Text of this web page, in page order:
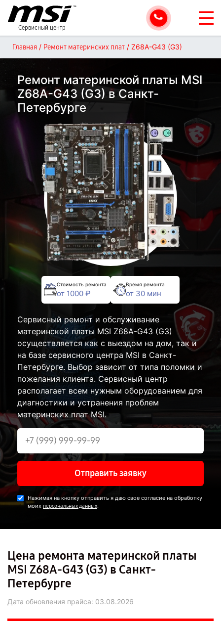
Сервисный центр
Главная / Ремонт материнских плат / Z68A-G43 (G3)
Ремонт материнской платы MSI
Z68A-G43 (G3) в Санкт-
Петербурге
Стоимость ремонта
от 1000 ₽
Время ремонта
от 30 мин
Сервисный ремонт и обслуживание
материнской платы MSI Z68A-G43 (G3)
осуществляется как с выездом на дом, так и
на базе сервисного центра MSI в Санкт-
Петербурге. Выбор зависит от типа поломки и
пожелания клиента. Сервисный центр
располагает всем нужным оборудованием для
диагностики и устранения проблем
материнских плат MSI.
Отправить заявку
Нажимая на кнопку отправить я даю свое согласие на обработку
моих персональных данных.
Цена ремонта материнской платы
MSI Z68A-G43 (G3) в Санкт-
Петербурге
Дата обновления прайса: 03.08.2026